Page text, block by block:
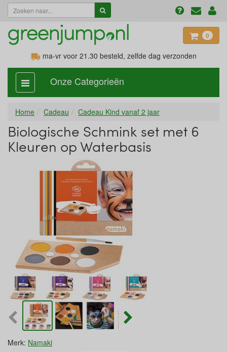
0
ma-vr voor 21.30 besteld, zelfde dag verzonden
categorie
aan,
Onze Categorieën
Home Cadeau Cadeau Kind vanaf 2 jaar
Biologische Schmink set met 6
Kleuren op Waterbasis
Merk: Namaki